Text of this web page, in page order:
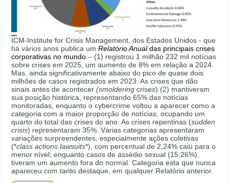
ICM-Institute for Crisis Management, dos Estados Unidos - que
há vários anos publica umRelatório Anualdas principais crises
corporativas no mundo – (1) registrou 1 milhão 232 mil notícias
sobre crises em 2025, um aumento de 8% em relação a 2024.
Mas, ainda significativamente abaixo do pico de quase dois
milhões de casos registrados em 2023. As crises que dão
sinais antes de acontecer(smoldering crises) (2) mantiveram
sua posição histórica, representando 65% das notícias
monitoradas, enquanto o cybercrime voltou a aparecer como a
categoria com a maior proporção de notícias, ocupando um
quarto do total das crises do ano. As crises repentinas (sudden
crisis) representaram 35%. Várias categorias apresentaram
variações surpreendentes, especialmente ações coletivas
(*class actions lawsuits*), com percentual de 2,24% caiu para o
menor nível; enquanto casos de assédio sexual (15,26%),
tiveram um aumento fora do normal. Categoria esta que nunca
apareceu com tanto destaque, em qualquer Relatório anterior.